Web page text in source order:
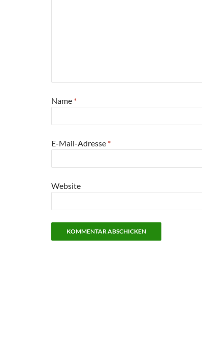
Name *
E-Mail-Adresse *
Website